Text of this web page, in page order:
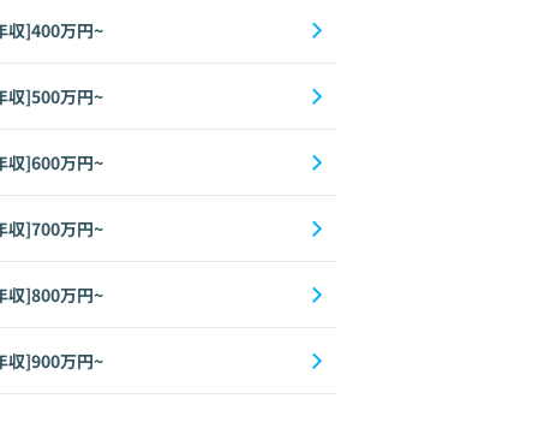
収]400万円~
収]500万円~
収]600万円~
収]700万円~
収]800万円~
収]900万円~